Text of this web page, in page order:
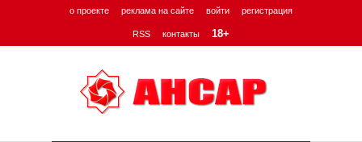
о проекте реклама на сайте войти регистрация
RSS контакты 18+